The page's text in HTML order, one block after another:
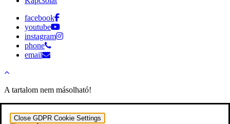
facebook
youtube
instagram
phone
email
A tartalom nem másolható!
Close GDPR Cookie Settings